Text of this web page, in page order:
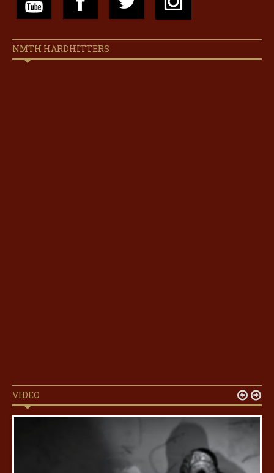
NMTH HARDHITTERS
VIDEO  